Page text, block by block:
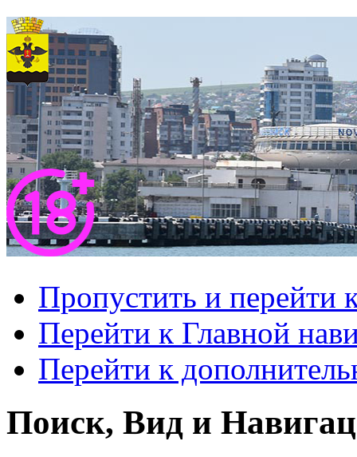
Пропустить и перейти
Перейти к Главной
Перейти к
Поиск, Вид и